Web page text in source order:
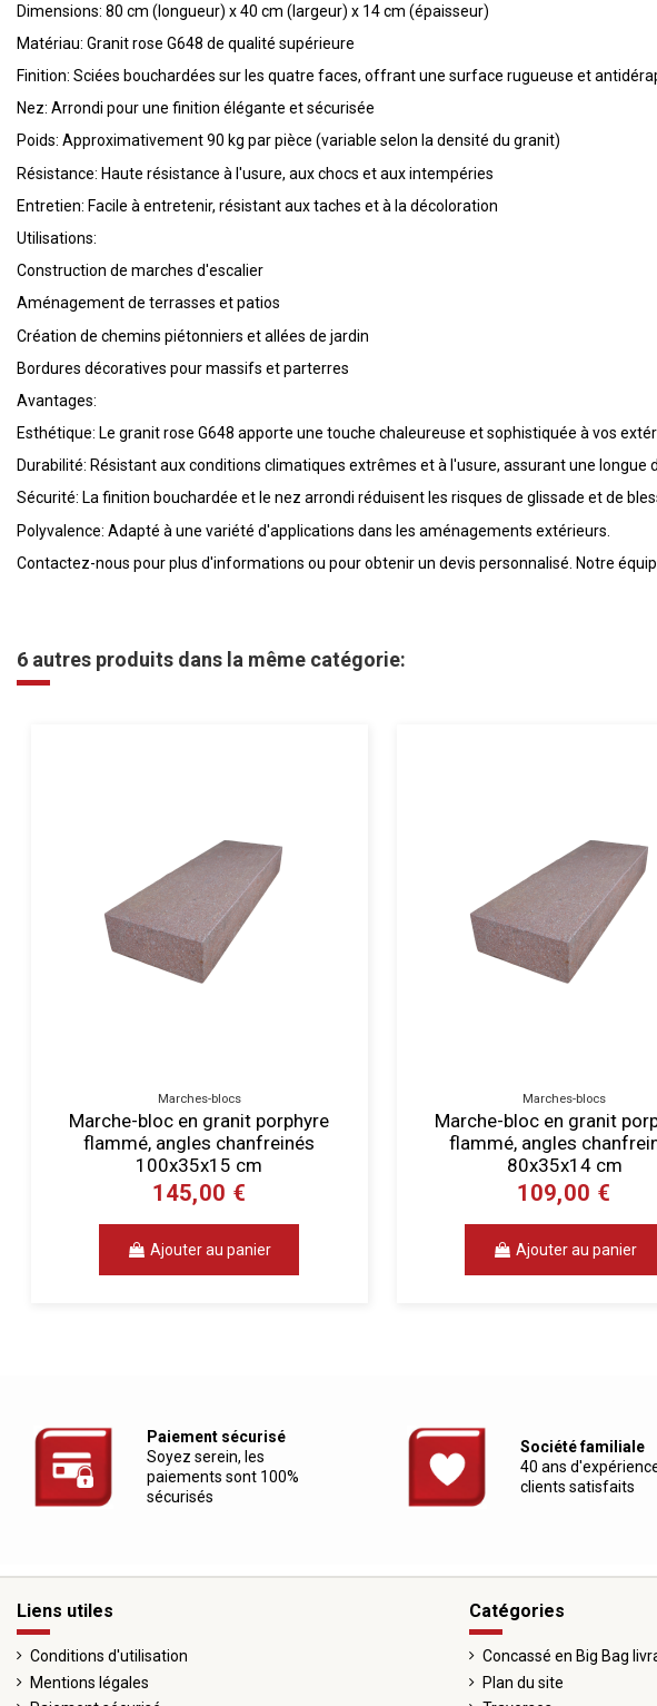
Dimensions: 80 cm (longueur) x 40 cm (largeur) x 14 cm (épaisseur)
Matériau: Granit rose G648 de qualité supérieure
Finition: Sciées bouchardées sur les quatre faces, offrant une surface rugueuse et
Nez: Arrondi pour une finition élégante et sécurisée
Poids: Approximativement 90 kg par pièce (variable selon la densité du granit)
Résistance: Haute résistance à l'usure, aux chocs et aux intempéries
Entretien: Facile à entretenir, résistant aux taches et à la décoloration
Utilisations:
Construction de marches d'escalier
Aménagement de terrasses et patios
Création de chemins piétonniers et allées de jardin
Bordures décoratives pour massifs et parterres
Avantages:
Esthétique: Le granit rose G648 apporte une touche chaleureuse et sophistiquée à vos
Durabilité: Résistant aux conditions climatiques extrêmes et à l'usure, assurant une longue
Sécurité: La finition bouchardée et le nez arrondi réduisent les risques de glissade et de
Polyvalence: Adapté à une variété d'applications dans les aménagements extérieurs.
Contactez-nous pour plus d'informations ou pour obtenir un devis personnalisé. Notre
6 autres produits dans la même catégorie:
Marches-blocs
Marche-bloc en granit porphyre
flammé, angles chanfreinés
100x35x15 cm
145,00 €
Ajouter au panier
Marches-blocs
Marche-bloc en granit
flammé, angles
80x35x14 cm
109,00 €
Ajouter au panier
Paiement sécurisé
Soyez serein, les
paiements sont 100%
sécurisés
Société familiale
40 ans
clients satisfaits
Liens utiles
Conditions d'utilisation
Mentions légales
Catégories
Concassé en Big Bag
Plan du site